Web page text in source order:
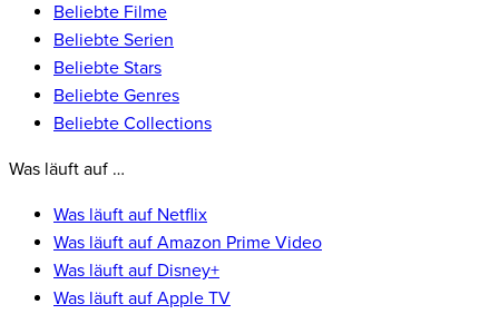
Beliebte Filme
Beliebte Serien
Beliebte Stars
Beliebte Genres
Beliebte Collections
Was läuft auf …
Was läuft auf Netflix
Was läuft auf Amazon Prime Video
Was läuft auf Disney+
Was läuft auf Apple TV